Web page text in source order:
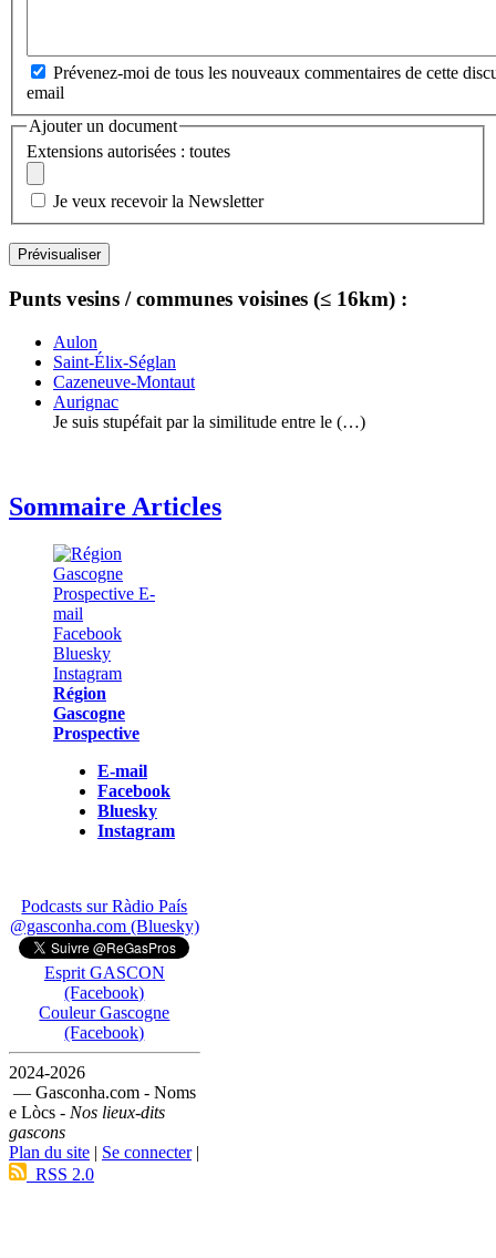
Prévenez-moi de tous les nouveaux commentaires de cette
email
Ajouter un document
Extensions autorisées : toutes
Je veux recevoir la Newsletter
Punts vesins / communes voisines (≤ 16km) :
Aulon
Saint-Élix-Séglan
Cazeneuve-Montaut
Aurignac
Je suis stupéfait par la similitude entre le (…)
Sommaire Articles
Région
Gascogne
Prospective
E-mail
Facebook
Bluesky
Instagram
Podcasts sur Ràdio País
@gasconha.com (Bluesky)
Esprit GASCON
(Facebook)
Couleur Gascogne
(Facebook)
2024-2026
— Gasconha.com - Noms
e Lòcs - Nos lieux-dits
gascons
Plan du site | Se connecter|
RSS 2.0